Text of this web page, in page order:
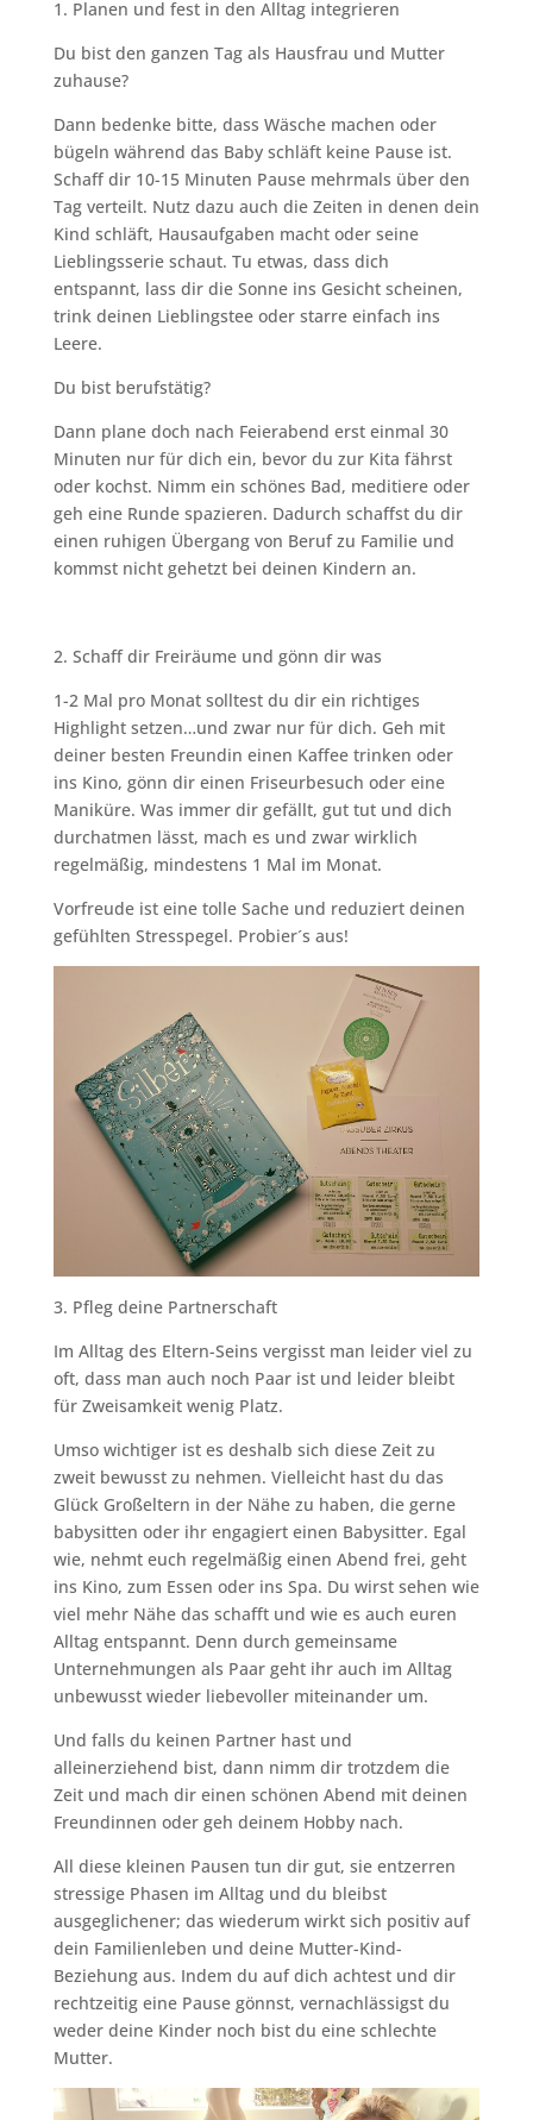
1. Planen und fest in den Alltag integrieren
Du bist den ganzen Tag als Hausfrau und Mutter
zuhause?
Dann bedenke bitte, dass Wäsche machen oder
bügeln während das Baby schläft keine Pause ist.
Schaff dir 10-15 Minuten Pause mehrmals über den
Tag verteilt. Nutz dazu auch die Zeiten in denen dein
Kind schläft, Hausaufgaben macht oder seine
Lieblingsserie schaut. Tu etwas, dass dich
entspannt, lass dir die Sonne ins Gesicht scheinen,
trink deinen Lieblingstee oder starre einfach ins
Leere.
Du bist berufstätig?
Dann plane doch nach Feierabend erst einmal 30
Minuten nur für dich ein, bevor du zur Kita fährst
oder kochst. Nimm ein schönes Bad, meditiere oder
geh eine Runde spazieren. Dadurch schaffst du dir
einen ruhigen Übergang von Beruf zu Familie und
kommst nicht gehetzt bei deinen Kindern an.
2. Schaff dir Freiräume und gönn dir was
1-2 Mal pro Monat solltest du dir ein richtiges
Highlight setzen…und zwar nur für dich. Geh mit
deiner besten Freundin einen Kaffee trinken oder
ins Kino, gönn dir einen Friseurbesuch oder eine
Maniküre. Was immer dir gefällt, gut tut und dich
durchatmen lässt, mach es und zwar wirklich
regelmäßig, mindestens 1 Mal im Monat.
Vorfreude ist eine tolle Sache und reduziert deinen
gefühlten Stresspegel. Probier´s aus!
3. Pfleg deine Partnerschaft
Im Alltag des Eltern-Seins vergisst man leider viel zu
oft, dass man auch noch Paar ist und leider bleibt
für Zweisamkeit wenig Platz.
Umso wichtiger ist es deshalb sich diese Zeit zu
zweit bewusst zu nehmen. Vielleicht hast du das
Glück Großeltern in der Nähe zu haben, die gerne
babysitten oder ihr engagiert einen Babysitter. Egal
wie, nehmt euch regelmäßig einen Abend frei, geht
ins Kino, zum Essen oder ins Spa. Du wirst sehen wie
viel mehr Nähe das schafft und wie es auch euren
Alltag entspannt. Denn durch gemeinsame
Unternehmungen als Paar geht ihr auch im Alltag
unbewusst wieder liebevoller miteinander um.
Und falls du keinen Partner hast und
alleinerziehend bist, dann nimm dir trotzdem die
Zeit und mach dir einen schönen Abend mit deinen
Freundinnen oder geh deinem Hobby nach.
All diese kleinen Pausen tun dir gut, sie entzerren
stressige Phasen im Alltag und du bleibst
ausgeglichener; das wiederum wirkt sich positiv auf
dein Familienleben und deine Mutter-Kind-
Beziehung aus. Indem du auf dich achtest und dir
rechtzeitig eine Pause gönnst, vernachlässigst du
weder deine Kinder noch bist du eine schlechte
Mutter.